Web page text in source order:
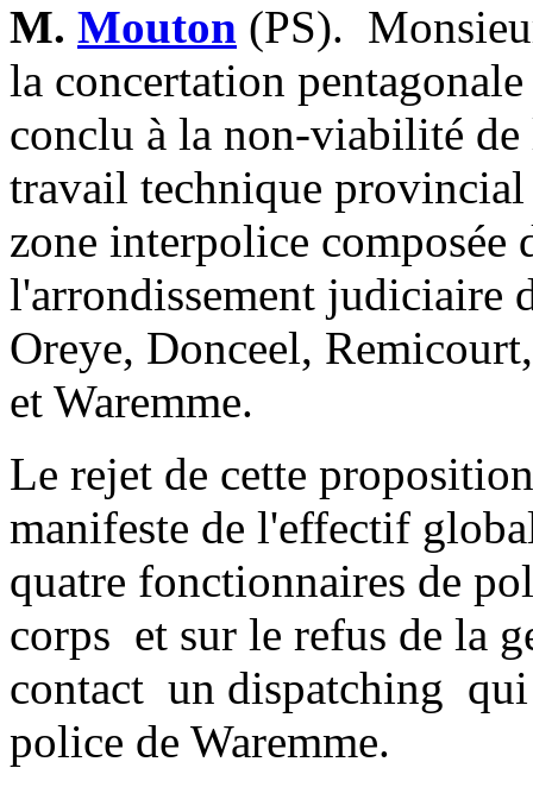
M. Mouton (PS).
la concertation
conclu à la non-viabilité
travail technique
zone interpolice composée
l'arrondissement judiciaire
Oreye, Donceel,
et Waremme.
Le rejet de cette
manifeste de l'effectif
quatre fonctionnaires de
corps ­ et sur le refus de la
contact ­ un dispatching
police de Waremme.